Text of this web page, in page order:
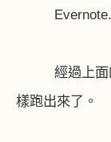
Evernote
經過上
樣跑出來了。